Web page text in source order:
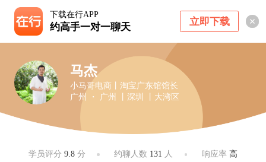
下载在行APP
约高手一对一聊天 立即下载
马杰
小马哥电商丨淘宝广东馆馆长
广州 ・ 广州 丨深圳 丨大湾区
学员评分9.8 分 约聊人数 131 人 响应率 高